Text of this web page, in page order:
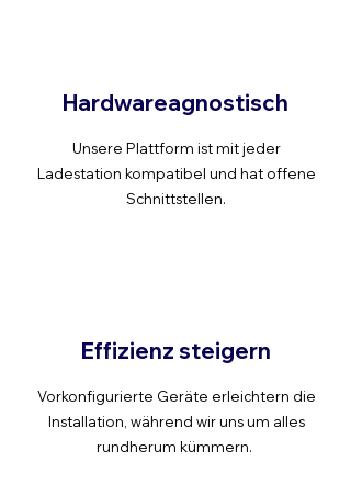
Hardwareagnostisch
Unsere Plattform ist mit jeder
Ladestation kompatibel und hat offene
Schnittstellen.
Effizienz steigern
Vorkonfigurierte Geräte erleichtern die
Installation, während wir uns um alles
rundherum kümmern.